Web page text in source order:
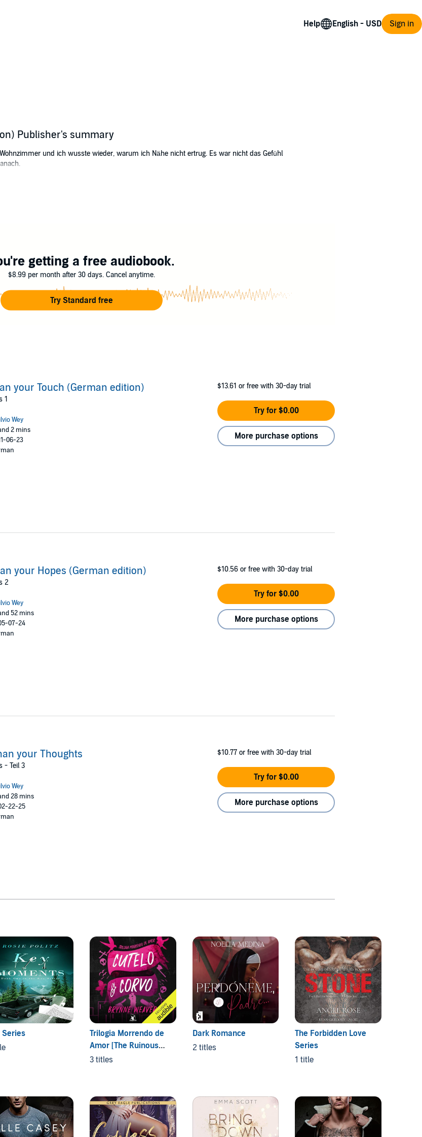
Help Sign in
Publisher's summary
und ich wusste wieder, warum ich Nähe nicht ertrug. Es war nicht das Gefühl
bei seinem Bruder einzuziehen.
wird und du dich zwischen deinem und seinem Leben entscheiden musst?
der erste Teil der dreiteiligen
Reihe. In allen Büchern spielen Caden und Luca die
von der Dunkelheit zurück ins Licht!
getting a free audiobook.
$8.99 per month after 30 days. Cancel anytime.
Try Standard free
your Touch (German edition)
1
Wey
2 mins
06-23
$13.61 or free with 30-day trial
Try for $0.00
More purchase options
your Hopes (German edition)
2
Wey
52 mins
07-24
$10.56 or free with 30-day trial
Try for $0.00
More purchase options
your Thoughts
- Teil 3
Wey
28 mins
22-25
$10.77 or free with 30-day trial
Try for $0.00
More purchase options
Series
Trilogia Morrendo de
Amor [The Ruinous
Love Trilogy]
3 titles
Dark Romance
2 titles
The Forbidden Love
Series
1 title